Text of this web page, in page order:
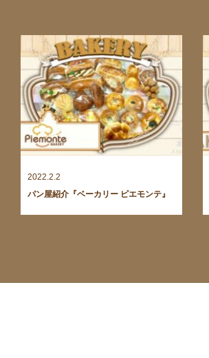
2022.2.2
パン屋紹介『ベーカリー ピエモンテ』